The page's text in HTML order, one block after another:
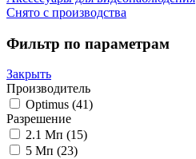
Снято с производства
Фильтр по параметрам
Закрыть
Производитель
Optimus (41)
Разрешение
2.1 Мп (15)
5 Мп (23)